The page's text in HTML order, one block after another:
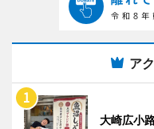
ア
大崎広小